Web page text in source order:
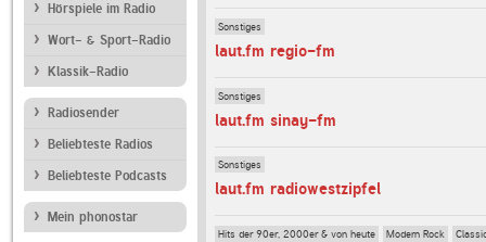
Hörspiele im Radio
Wort- & Sport-Radio
Klassik-Radio
Radiosender
Beliebteste Radios
Beliebteste Podcasts
Mein phonostar
Sonstiges
laut.fm regio-fm
Sonstiges
laut.fm sinay-fm
Sonstiges
laut.fm radiowestzipfel
Hits der 90er, 2000er & von heute Modern Rock